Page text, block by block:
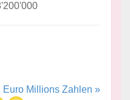
Euro Millions Zahlen »